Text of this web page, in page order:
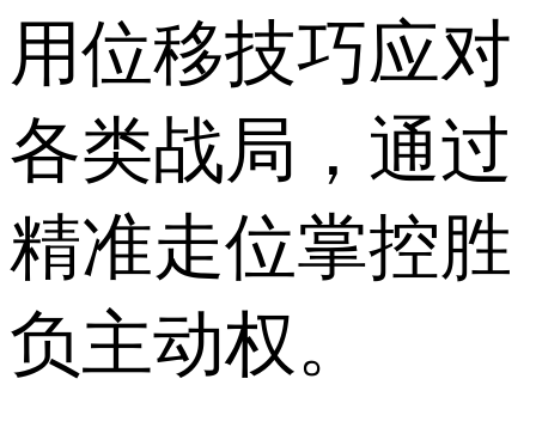
用位移技巧应对
各类战局，通过
精准走位掌控胜
负主动权。